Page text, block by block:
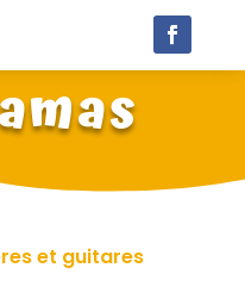
et guitares